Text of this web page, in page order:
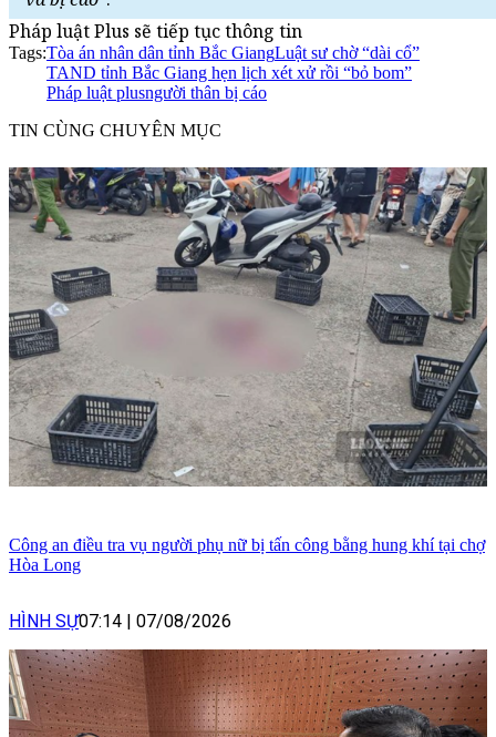
Pháp luật Plus sẽ tiếp tục thông tin
Tags:Tòa án nhân dân tỉnh Bắc GiangLuật sư chờ “dài cổ”
TAND tỉnh Bắc Giang hẹn lịch xét xử rồi “bỏ bom”
Pháp luật plusngười thân bị cáo
TIN CÙNG CHUYÊN MỤC
Công an điều tra vụ người phụ nữ bị tấn công bằng hung khí tại chợ
Hòa Long
HÌNH SỰ07:14 | 07/08/2026